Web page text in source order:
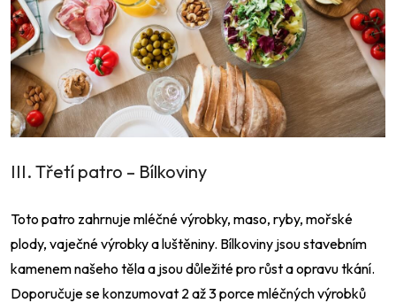
III. Třetí patro – Bílkoviny
Toto patro zahrnuje mléčné výrobky, maso, ryby, mořské
plody, vaječné výrobky a luštěniny. Bílkoviny jsou stavebním
kamenem našeho těla a jsou důležité pro růst a opravu tkání.
Doporučuje se konzumovat 2 až 3 porce mléčných výrobků